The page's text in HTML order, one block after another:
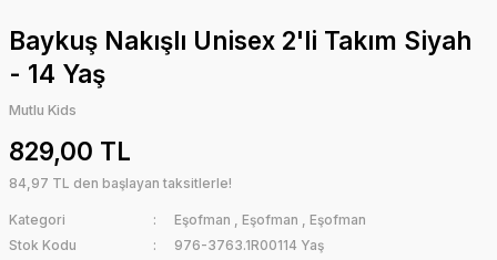
Baykuş Nakışlı Unisex 2'li Takım Siyah
- 14 Yaş
Mutlu Kids
829,00 TL
84,97 TL den başlayan taksitlerle!
Kategori Eşofman , Eşofman , Eşofman
Stok Kodu
976-3763.1R00114 Yaş